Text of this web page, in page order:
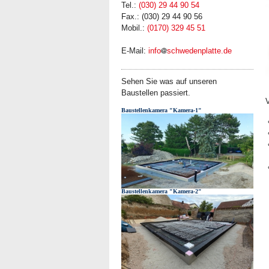
Tel.: (030) 29 44 90 54
Fax.: (030) 29 44 90 56
Mobil.: (0170) 329 45 51
E-Mail: info schwedenplatte.de
Sehen Sie was auf unseren
Baustellen passiert.
Baustellenkamera "Kamera-1"
Baustellenkamera "Kamera-2"